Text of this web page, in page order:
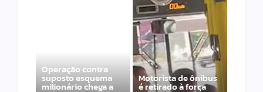
Operação contra
suposto esquema
milionário chega a
Motorista de ônibus
é retirado à força